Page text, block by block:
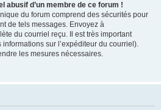
abusif d’un membre de ce forum !
du forum comprend des sécurités pour
de tels messages. Envoyez à
du courriel reçu. Il est très important
informations sur l’expéditeur du courriel).
les mesures nécessaires.